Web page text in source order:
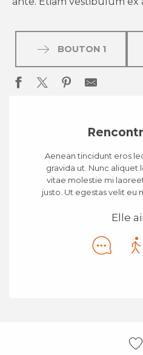
BOUTON 1
Aenean tincidunt eros
gravida ut. Nunc aliquet
vitae molestie mi
justo. Ut egestas velit eu
Elle